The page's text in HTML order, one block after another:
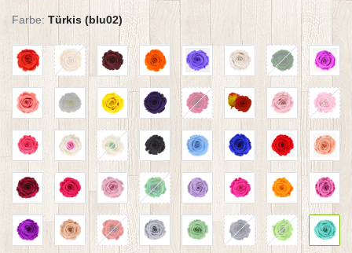
Farbe: Türkis (blu02)